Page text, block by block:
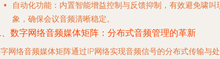
自动化功能 ：内置智能增益控制与反馈抑制，有效避免啸叫
象，确保会议音频清晰稳定。
数字网络音频媒体矩阵：分布式音频管理的革新
网络音频媒体矩阵通过IP网络实现音频信号的分布式传输与处